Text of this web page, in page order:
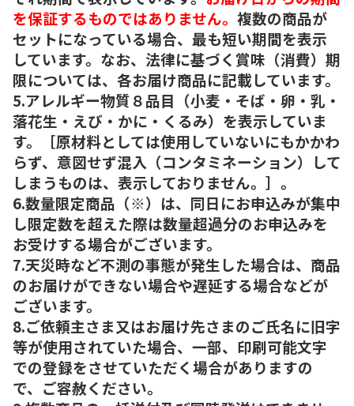
を保証するものではありません。 複数の商品が
セットになっている場合、最も短い期間を表示
しています。なお、法律に基づく賞味（消費）期
限については、各お届け商品に記載しています。
5.アレルギー物質８品目（小麦・そば・卵・乳・
落花生・えび・かに・くるみ）を表示していま
す。［原材料としては使用していないにもかかわ
らず、意図せず混入（コンタミネーション）して
しまうものは、表示しておりません。］。
6.数量限定商品（※）は、同日にお申込みが集中
し限定数を超えた際は数量超過分のお申込みを
お受けする場合がございます。
7.天災時など不測の事態が発生した場合は、商品
のお届けができない場合や遅延する場合などが
ございます。
8.ご依頼主さま又はお届け先さまのご氏名に旧字
等が使用されていた場合、一部、印刷可能文字
での登録をさせていただく場合がありますの
で、ご容赦ください。